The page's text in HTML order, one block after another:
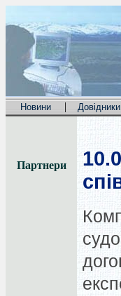
Новини | Довідники
Партнери